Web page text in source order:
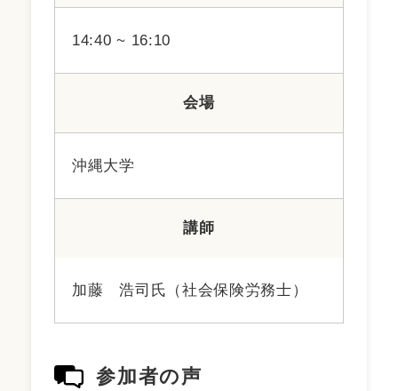
14:40 ~ 16:10
会場
沖縄大学
講師
加藤 浩司氏（社会保険労務士）
参加者の声